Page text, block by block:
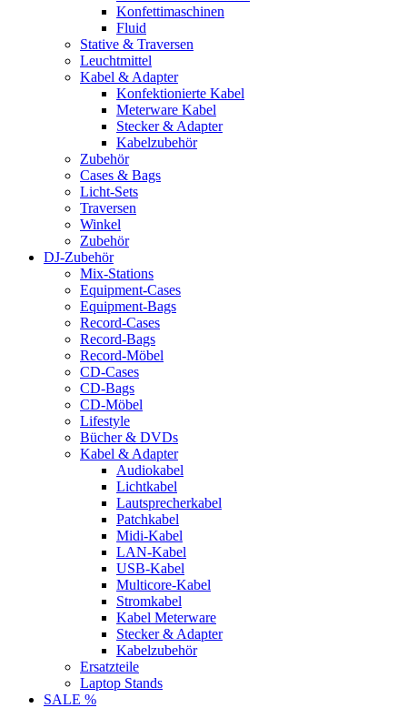
Konfettimaschinen
Fluid
Stative & Traversen
Leuchtmittel
Kabel & Adapter
Konfektionierte Kabel
Meterware Kabel
Stecker & Adapter
Kabelzubehör
Zubehör
Cases & Bags
Licht-Sets
Traversen
Winkel
Zubehör
DJ-Zubehör
Mix-Stations
Equipment-Cases
Equipment-Bags
Record-Cases
Record-Bags
Record-Möbel
CD-Cases
CD-Bags
CD-Möbel
Lifestyle
Bücher & DVDs
Kabel & Adapter
Audiokabel
Lichtkabel
Lautsprecherkabel
Patchkabel
Midi-Kabel
LAN-Kabel
USB-Kabel
Multicore-Kabel
Stromkabel
Kabel Meterware
Stecker & Adapter
Kabelzubehör
Ersatzteile
Laptop Stands
SALE %